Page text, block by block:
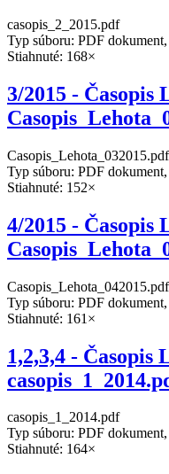
casopis_2_2015.pdf
Typ súboru: PDF
Stiahnuté: 168×
3/2015 - Časopis
Casopis_Lehota_032015.pdf
Typ súboru: PDF
Stiahnuté: 152×
4/2015 - Časopis
Casopis_Lehota_042015.pdf
Typ súboru: PDF
Stiahnuté: 161×
1,2,3,4 - Časopis
casopis_1_2014.pdf
Typ súboru: PDF
Stiahnuté: 164×